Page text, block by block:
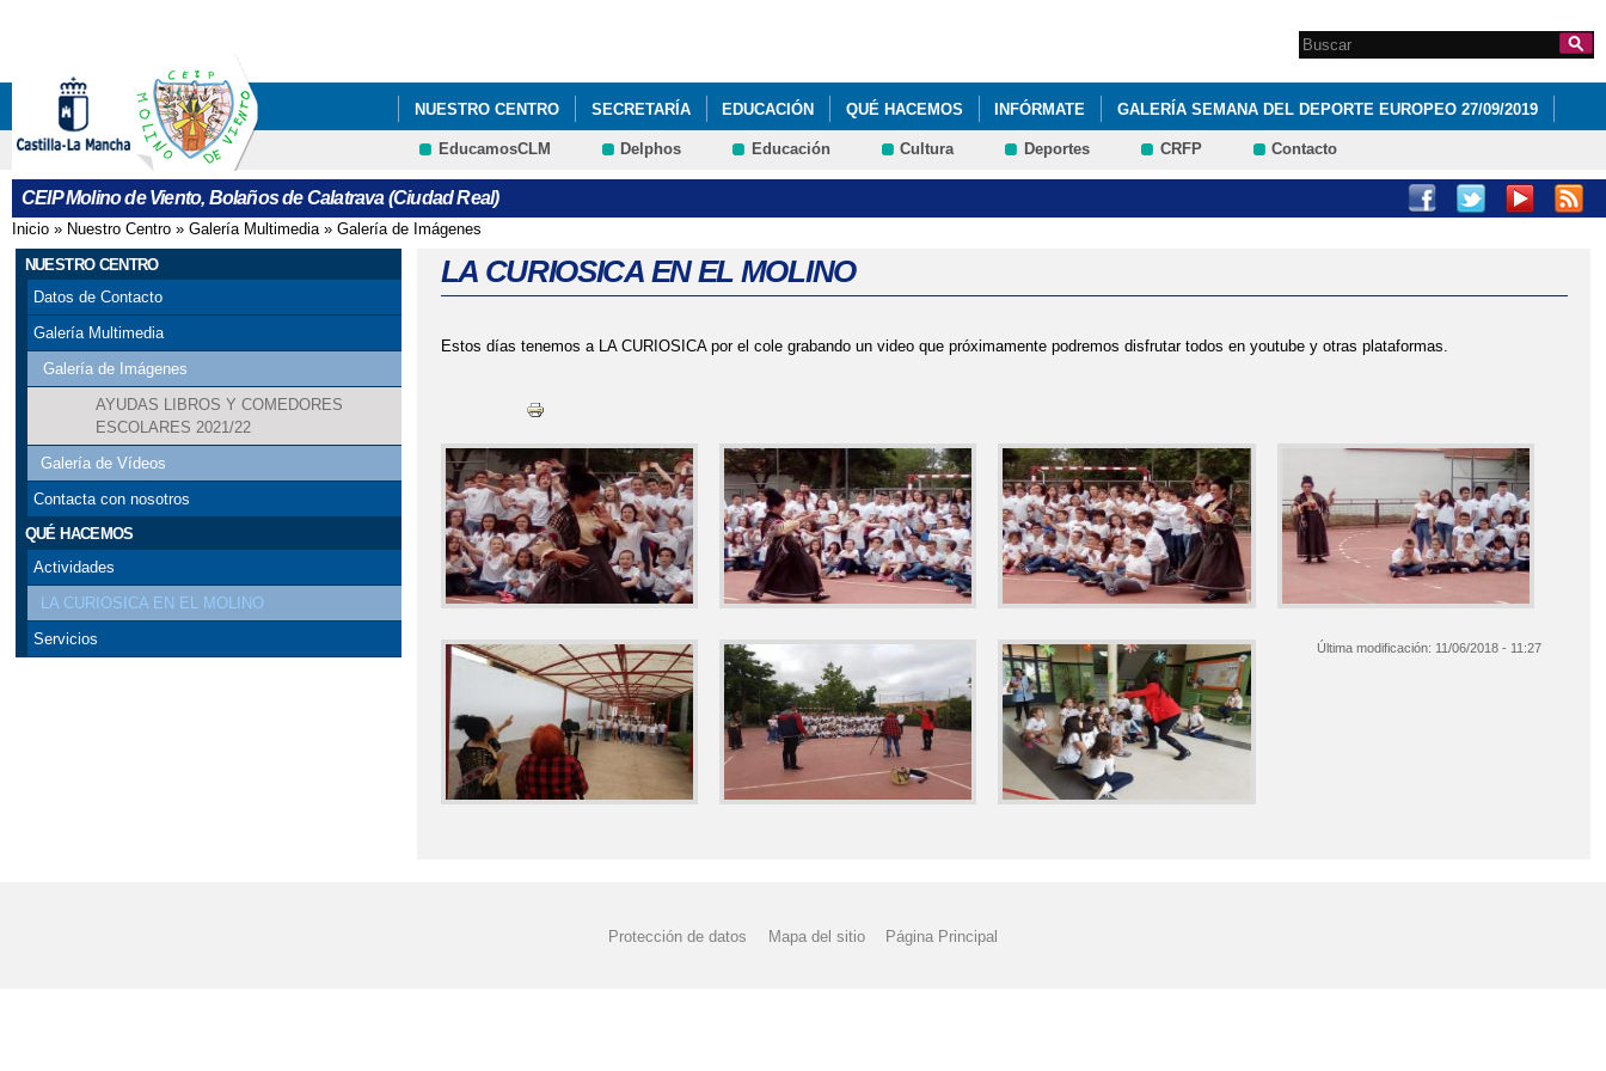
Formulario de
búsqueda
Search this site
NUESTRO CENTRO SECRETARÍA EDUCACIÓN QUÉ HACEMOS INFÓRMATE GALERÍA SEMANA DEL DEPORTE EUROPEO 27/09/2019
PROGRAMACIÓN GENERAL ANUAL (PGA) JYFT
EducamosCLM Delphos Educación Cultura Deportes CRFP Contacto
CEIP Molino de Viento, Bolaños de Calatrava (Ciudad Real)
Se encuentra usted aquí
Inicio » Nuestro Centro » Galería Multimedia» Galería de Imágenes
NUESTRO CENTRO
Datos de Contacto
Galería Multimedia
Galería de Imágenes
AYUDAS LIBROS Y COMEDORES
ESCOLARES 2021/22
Galería de Vídeos
Contacta con nosotros
QUÉ HACEMOS
Actividades
LA CURIOSICA EN EL MOLINO
Servicios
LA CURIOSICA EN EL MOLINO
Estos días tenemos a LA CURIOSICA por el cole grabando un video que próximamente podremos disfrutar todos en youtube y otras plataformas.
Última modificación: 11/06/2018 - 11:27
Protección de datos Mapa del sitio Página Principal